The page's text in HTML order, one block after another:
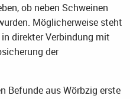
ob neben Schweinen
Möglicherweise steht
direkter Verbindung mit
der
Befunde aus Wörbzig erste